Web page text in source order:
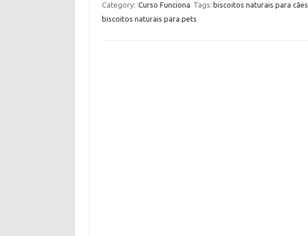
Category: Curso Funciona Tags: biscoitos naturais para cães
biscoitos naturais para pets